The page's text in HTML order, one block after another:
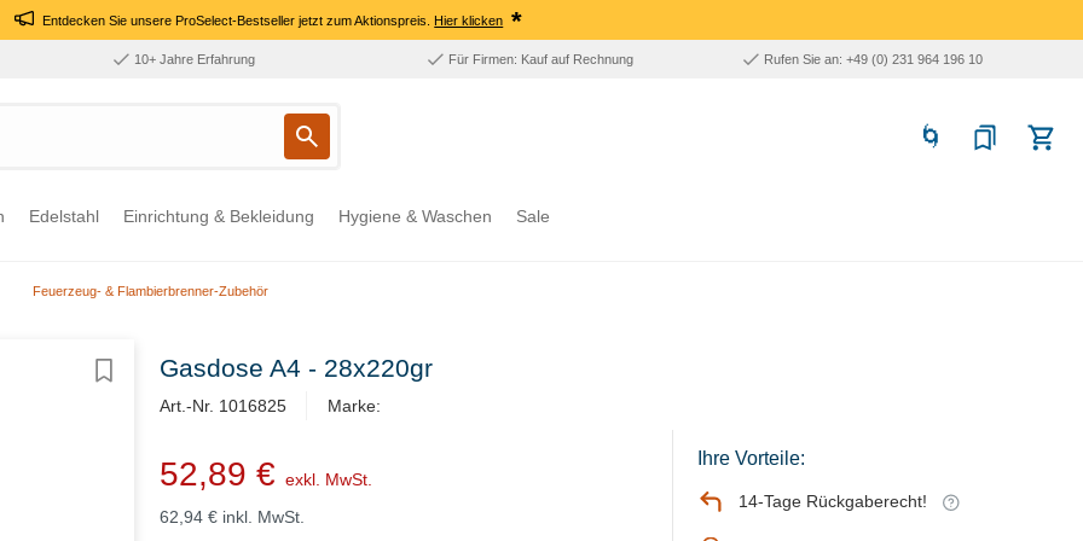
Entdecken Sie unsere ProSelect-Bestseller jetzt zum Aktionspreis.Hier klicken *
10+ Jahre Erfahrung Für Firmen: Kauf auf Rechnung Rufen Sie an: +49 (0) 231 964 196 10
Edelstahl Einrichtung & Bekleidung Hygiene & Waschen Sale
Feuerzeug- & Flambierbrenner-Zubehör
Gasdose A4 - 28x220gr
Art.-Nr. 1016825 Marke:
52,89 € exkl. MwSt.
62,94 € inkl. MwSt.
Ihre Vorteile:
14-Tage Rückgaberecht!